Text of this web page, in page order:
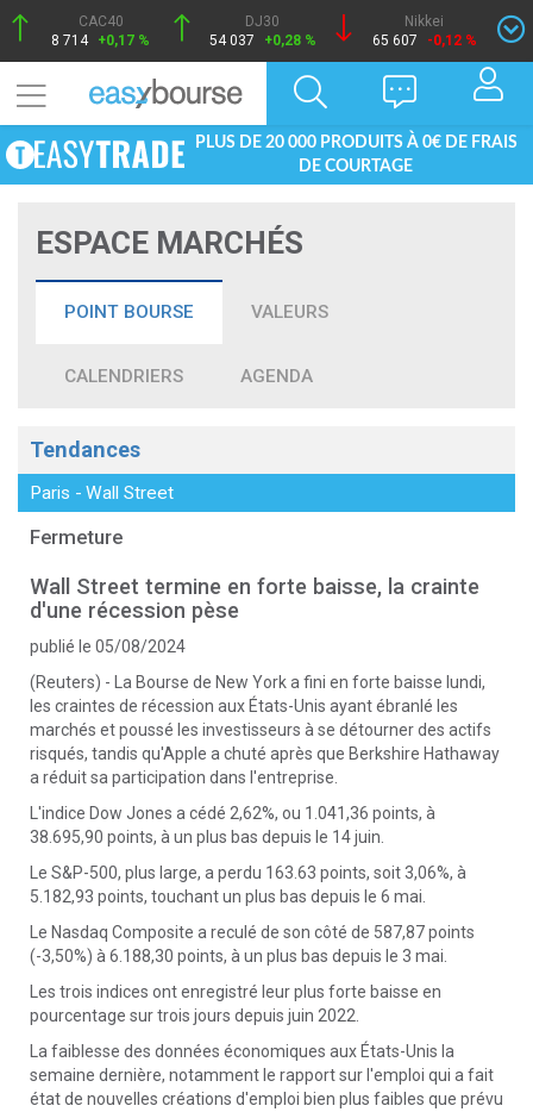
CAC40
8 714 +0,17 %
DJ30
54 037
+0,28 %
Nikkei
65 607
-0,12 %
PLUS DE 20 000 PRODUITS À 0€ DE FRAIS
DE COURTAGE
ESPACE MARCHÉS
POINT BOURSE VALEURS
CALENDRIERS AGENDA
Tendances
Paris - Wall Street
Fermeture
Wall Street termine en forte baisse, la crainte
d'une récession pèse
publié le 05/08/2024
(Reuters) - La Bourse de New York a fini en forte baisse lundi,
les craintes de récession aux États-Unis ayant ébranlé les
marchés et poussé les investisseurs à se détourner des actifs
risqués, tandis qu'Apple a chuté après que Berkshire Hathaway
a réduit sa participation dans l'entreprise.
L'indice Dow Jones a cédé 2,62%, ou 1.041,36 points, à
38.695,90 points, à un plus bas depuis le 14 juin.
Le S&P-500, plus large, a perdu 163.63 points, soit 3,06%, à
5.182,93 points, touchant un plus bas depuis le 6 mai.
Le Nasdaq Composite a reculé de son côté de 587,87 points
(-3,50%) à 6.188,30 points, à un plus bas depuis le 3 mai.
Les trois indices ont enregistré leur plus forte baisse en
pourcentage sur trois jours depuis juin 2022.
La faiblesse des données économiques aux États-Unis la
semaine dernière, notamment le rapport sur l'emploi qui a fait
état de nouvelles créations d'emploi bien plus faibles que prévu